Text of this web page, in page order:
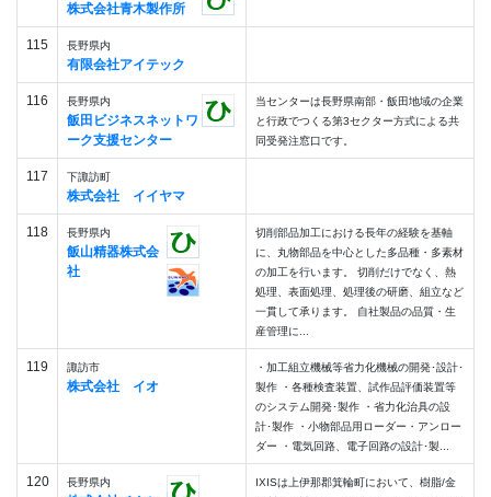
株式会社青木製作所
115 長野県内
有限会社アイテック
116 長野県内
飯田ビジネスネットワ
ーク支援センター
当センターは長野県南部・飯田地域の企業
と行政でつくる第3セクター方式による共
同受発注窓口です。
117 下諏訪町
株式会社 イイヤマ
118 長野県内
飯山精器株式会
社
切削部品加工における長年の経験を基軸
に、丸物部品を中心とした多品種・多素材
の加工を行います。 切削だけでなく、熱
処理、表面処理、処理後の研磨、組立など
一貫して承ります。 自社製品の品質・生
産管理に...
119 諏訪市
株式会社 イオ
・加工組立機械等省力化機械の開発･設計･
製作 ・各種検査装置、試作品評価装置等
のシステム開発･製作 ・省力化治具の設
計･製作 ・小物部品用ローダー・アンロー
ダー ・電気回路、電子回路の設計･製...
120 長野県内
IXISは上伊那郡箕輪町において、樹脂/金